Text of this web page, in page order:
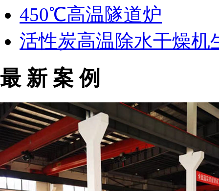
450℃高温隧道炉
活性炭高温除水干燥机
最 新 案 例